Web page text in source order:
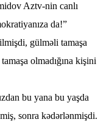
Aztv-nin canlı
da!”
gülməli tamaşa
olmadığına kişini
bu yana bu yaşda
sonra kədərlənmişdi.